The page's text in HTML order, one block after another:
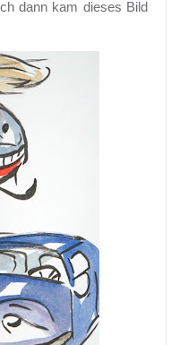
dann kam dieses Bild